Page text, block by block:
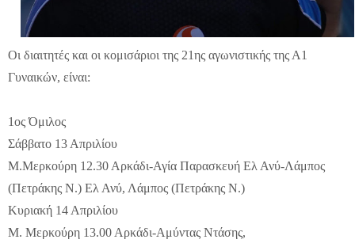
Οι διαιτητές και οι κομισάριοι της 21ης αγωνιστικής της Α1
Γυναικών, είναι:
1ος Όμιλος
Σάββατο 13 Απριλίου
Μ.Μερκούρη 12.30 Αρκάδι-Αγία Παρασκευή Ελ Ανύ-Λάμπος
(Πετράκης Ν.) Ελ Ανύ, Λάμπος (Πετράκης Ν.)
Κυριακή 14 Απριλίου
Μ. Μερκούρη 13.00 Αρκάδι-Αμύντας Ντάσης,